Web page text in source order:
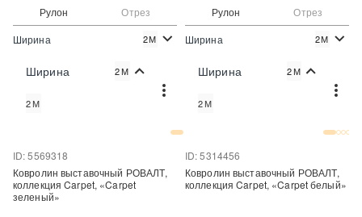
Рулон Отрез
Цена:
Ширина 2М
Ширина 2М
2М
Рулон Отрез
Цена:
Ширина 2М
Ширина 2М
2М
ID: 5569318
Ковролин выставочный РОВАЛТ,
коллекция Carpet, «Carpet
зеленый»
ID: 5314456
Ковролин выставочный РОВАЛТ,
коллекция Carpet, «Carpet белый»